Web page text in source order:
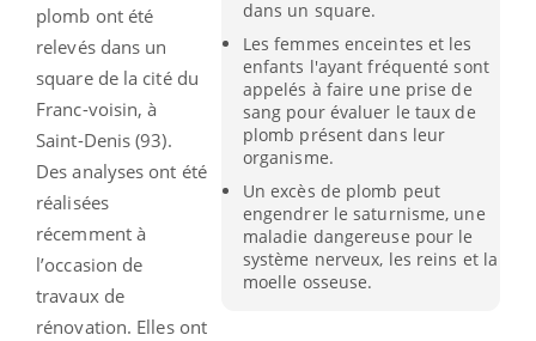
dans un square.
Les femmes enceintes et les
enfants l'ayant fréquenté sont
appelés à faire une prise de
sang pour évaluer le taux de
plomb présent dans leur
organisme.
Un excès de plomb peut
engendrer le saturnisme, une
maladie dangereuse pour le
système nerveux, les reins et la
moelle osseuse.
plomb ont été
relevés dans un
square de la cité du
Franc-voisin, à
Saint-Denis (93).
Des analyses ont été
réalisées
récemment à
l’occasion de
travaux de
rénovation. Elles ont